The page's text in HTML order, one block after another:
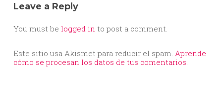
Leave a Reply
You must be logged in to post a comment.
Este sitio usa Akismet para reducir el spam. Aprende
cómo se procesan los datos de tus comentarios.